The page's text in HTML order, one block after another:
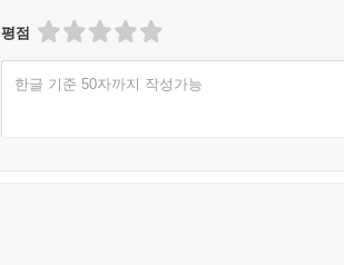
평점
한글 기준 50자까지 작성가능